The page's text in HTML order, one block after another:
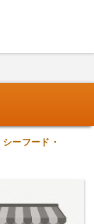
シーフード・